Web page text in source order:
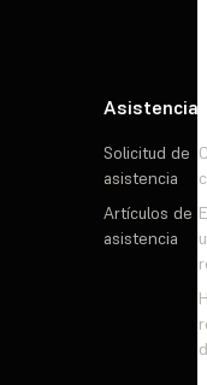
Asistencia
Solicitud de
asistencia
Artículos de
asistencia